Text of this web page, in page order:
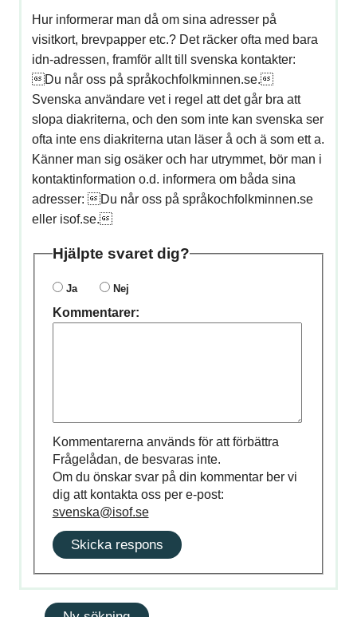
Hur informerar man då om sina adresser på
visitkort, brevpapper etc.? Det räcker ofta med bara
idn-adressen, framför allt till svenska kontakter:
Du når oss på språkochfolkminnen.se.
Svenska användare vet i regel att det går bra att
slopa diakriterna, och den som inte kan svenska ser
ofta inte ens diakriterna utan läser å och ä som ett a.
Känner man sig osäker och har utrymmet, bör man i
kontaktinformation o.d. informera om båda sina
adresser: Du når oss på språkochfolkminnen.se
eller isof.se.
Hjälpte svaret dig?
Ja Nej
Kommentarer:
Kommentarerna används för att förbättra
Frågelådan, de besvaras inte.
Om du önskar svar på din kommentar ber vi
dig att kontakta oss per e-post:
svenska@isof.se
Skicka respons